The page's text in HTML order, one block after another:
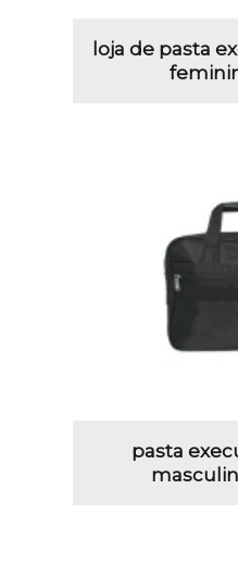
loja de pasta
pasta